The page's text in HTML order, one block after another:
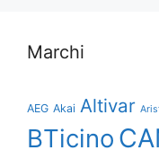
Marchi
AEG Akai Altivar
BTicino